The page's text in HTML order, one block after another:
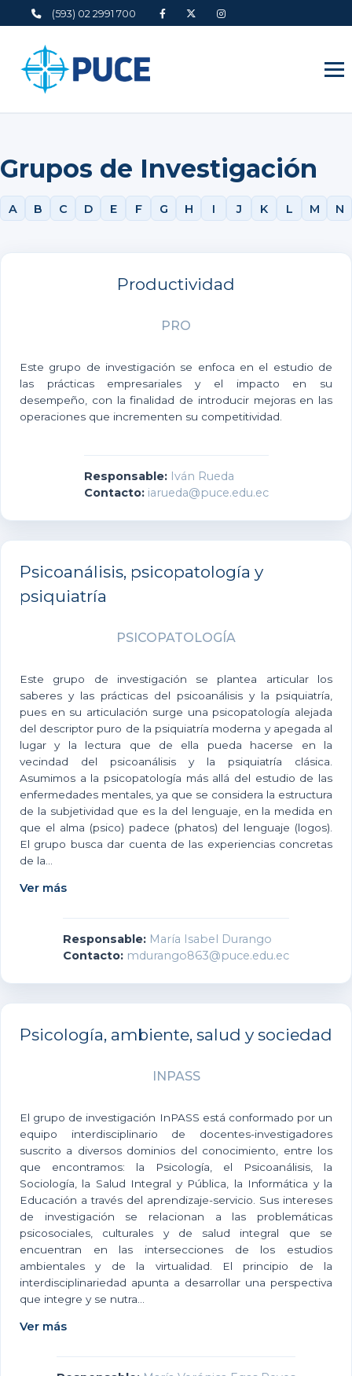
(593) 02 2991 700
Grupos de Investigación
A B C D E F G H I J K L M N
Productividad
PRO
Este grupo de investigación se enfoca en el estudio de
las prácticas empresariales y el impacto en su
desempeño, con la finalidad de introducir mejoras en las
operaciones que incrementen su competitividad.
Responsable:Iván Rueda
Contacto:iarueda@puce.edu.ec
Psicoanálisis, psicopatología y
psiquiatría
PSICOPATOLOGÍA
Este grupo de investigación se plantea articular los
saberes y las prácticas del psicoanálisis y la psiquiatría,
pues en su articulación surge una psicopatología alejada
del descriptor puro de la psiquiatría moderna y apegada al
lugar y la lectura que de ella pueda hacerse en la
vecindad del psicoanálisis y la psiquiatría clásica.
Asumimos a la psicopatología más allá del estudio de las
enfermedades mentales, ya que se considera la estructura
de la subjetividad que es la del lenguaje, en la medida en
que el alma (psico) padece (phatos) del lenguaje (logos).
El grupo busca dar cuenta de las experiencias concretas
de la...
Ver más
Responsable: María Isabel Durango
Contacto: mdurango863@puce.edu.ec
Psicología, ambiente, salud y sociedad
INPASS
El grupo de investigación InPASS está conformado por un
equipo interdisciplinario de docentes-investigadores
suscrito a diversos dominios del conocimiento, entre los
que encontramos: la Psicología, el Psicoanálisis, la
Sociología, la Salud Integral y Pública, la Informática y la
Educación a través del aprendizaje-servicio. Sus intereses
de investigación se relacionan a las problemáticas
psicosociales, culturales y de salud integral que se
encuentran en las intersecciones de los estudios
ambientales y de la virtualidad. El principio de la
interdisciplinariedad apunta a desarrollar una perspectiva
que integre y se nutra...
Ver más